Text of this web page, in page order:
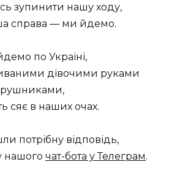
зупинити нашу ходу,
справа — ми йдемо.
по Україні,
дівочими руками
рушниками,
сяє в наших очах.
потрібну відповідь,
нашого чат-бота у Телеграм.